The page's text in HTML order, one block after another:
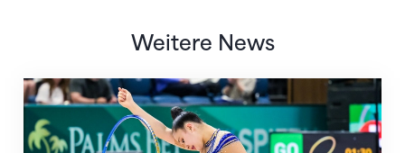
Weitere News
Nächster Halt: Weltmeisterschaft